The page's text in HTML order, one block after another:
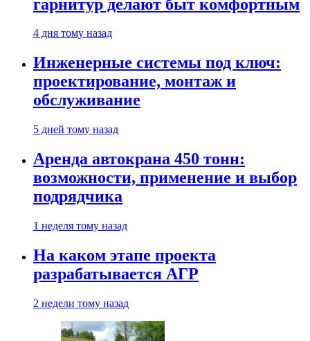
гарнитур делают быт комфортным
4 дня тому назад
Инженерные системы под ключ:
проектирование, монтаж и
обслуживание
5 дней тому назад
Аренда автокрана 450 тонн:
возможности, применение и выбор
подрядчика
1 неделя тому назад
На каком этапе проекта
разрабатывается АГР
2 недели тому назад